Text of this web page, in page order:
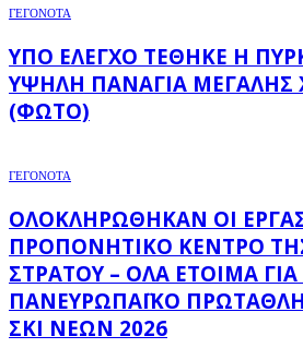
ΓΕΓΟΝΟΤΑ
ΥΠΌ ΈΛΕΓΧΟ ΤΈΘΗΚΕ Η
ΥΨΗΛΉ ΠΑΝΑΓΙΆ ΜΕΓΆΛΗΣ
(ΦΩΤΌ)
ΓΕΓΟΝΟΤΑ
ΟΛΟΚΛΗΡΏΘΗΚΑΝ ΟΙ
ΠΡΟΠΟΝΗΤΙΚΌ ΚΈΝΤΡΟ
ΣΤΡΆΤΟΥ – ΌΛΑ ΈΤΟΙΜΑ
ΠΑΝΕΥΡΩΠΑΪΚΌ
ΣΚΙ ΝΈΩΝ 2026